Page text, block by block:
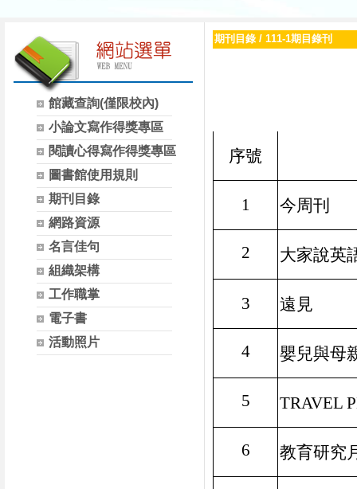
館藏查詢(僅限校內)
小論文寫作得獎專區
閱讀心得寫作得獎專區
圖書館使用規則
期刊目錄
網路資源
名言佳句
組織架構
工作職掌
電子書
活動照片
期刊目錄/ 111-1期目錄刊
序號
1 今周刊
2 大家說英
3 遠見
4 嬰兒與母
5 TRAVEL
6 教育研究